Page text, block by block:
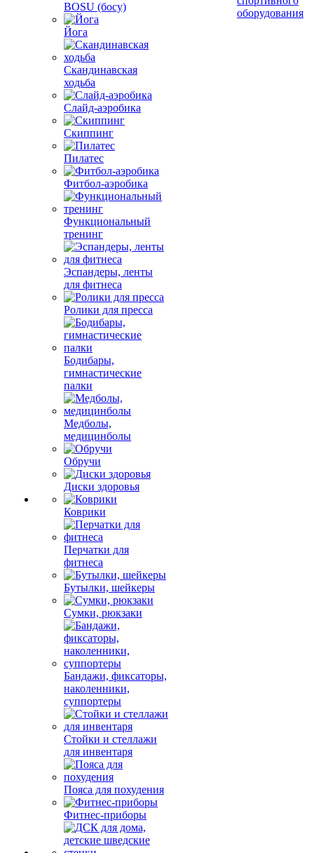
BOSU (босу)
Йога
Скандинавская
ходьба
Слайд-аэробика
Скиппинг
Пилатес
Фитбол-аэробика
Функциональный
тренинг
Эспандеры, ленты
для фитнеса
Ролики для пресса
Бодибары,
гимнастические
палки
Медболы,
медицинболы
Обручи
Диски здоровья
Коврики
Перчатки для
фитнеса
Бутылки, шейкеры
Сумки, рюкзаки
Бандажи, фиксаторы,
наколенники,
суппортеры
Стойки и стеллажи
для инвентаря
Пояса для похудения
Фитнес-приборы
оборудования